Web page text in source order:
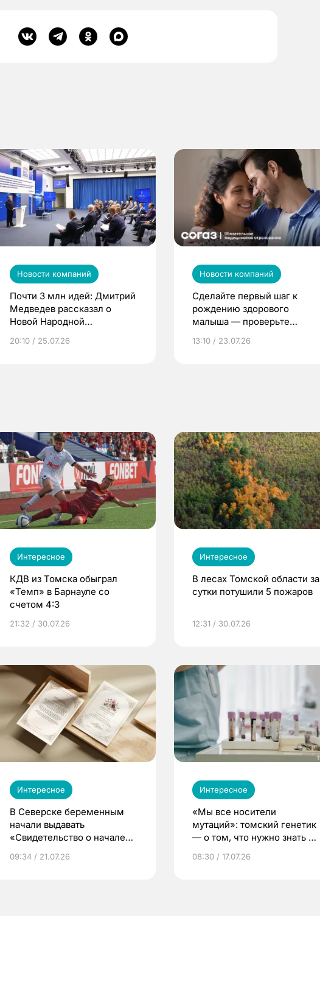
Новости компаний
Почти 3 млн идей: Дмитрий
Медведев рассказал о
Новой Народной
20:10 / 25.07.26
Новости компаний
Сделайте первый шаг к
рождению здорового
малыша — проверьте
по ОМС!
13:10 / 23.07.26
Интересное
КДВ из Томска обыграл
«Темп» в Барнауле со
счетом 4:3
21:32 / 30.07.26
Интересное
В лесах Томской области за
сутки потушили 5 пожаров
12:31 / 30.07.26
Интересное
В Северске беременным
начали выдавать
«Свидетельство о начале
09:34 / 21.07.26
Интересное
«Мы все носители
мутаций»: томский генетик
— о том, что нужно знать до
08:30 / 17.07.26